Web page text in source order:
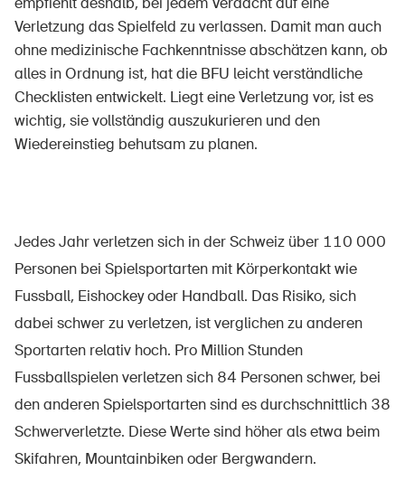
Im Unternehmen
Über die BFU
Medien
Offene Stellen
Bestellen & herunterladen
Kurse & Veranstaltungen
Sichere Produkte
Rechtsfragen & Gerichtsentscheide
Verletzung das Spielfeld zu verlassen. Damit man auch
ohne medizinische Fachkenntnisse abschätzen kann, ob
alles in Ordnung ist, hat die BFU leicht verständliche
Checklisten entwickelt. Liegt eine Verletzung vor, ist es
wichtig, sie vollständig auszukurieren und den
Wiedereinstieg behutsam zu planen.
Jedes Jahr verletzen sich in der Schweiz über 110 000
Personen bei Spielsportarten mit Körperkontakt wie
Fussball, Eishockey oder Handball. Das Risiko, sich
dabei schwer zu verletzen, ist verglichen zu anderen
Sportarten relativ hoch. Pro Million Stunden
Fussballspielen verletzen sich 84 Personen schwer, bei
den anderen Spielsportarten sind es durchschnittlich 38
Schwerverletzte. Diese Werte sind höher als etwa beim
Skifahren, Mountainbiken oder Bergwandern.